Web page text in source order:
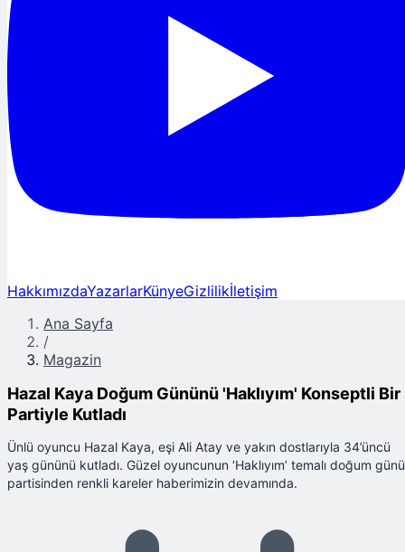
HakkımızdaYazarlarKünyeGizlilikİletişim
Ana Sayfa
/
Magazin
Hazal Kaya Doğum Gününü 'Haklıyım' Konseptli Bir
Partiyle Kutladı
Ünlü oyuncu Hazal Kaya, eşi Ali Atay ve yakın dostlarıyla 34’üncü
yaş gününü kutladı. Güzel oyuncunun ‘Haklıyım’ temalı doğum günü
partisinden renkli kareler haberimizin devamında.